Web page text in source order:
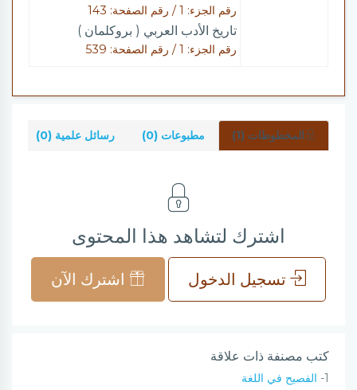
رقم الجزء: 1 / رقم الصفحة: 143
تاريخ الأدب العربي ( بروكلمان )
رقم الجزء: 1 / رقم الصفحة: 539
المخطوطات (1) مطبوعات (0) رسائل علمية (0)
اشترك لتشاهد هذا المحتوى
تسجيل الدخول اشترك الآن
كتب مصنفة ذات علاقة
1- الفصيح في اللغة